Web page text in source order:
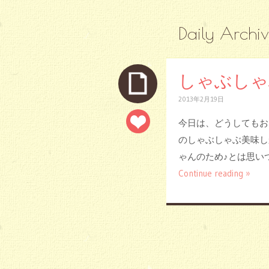
Daily
しゃぶし
2013年2月19日
今日は、どうしても
のしゃぶしゃぶ美味
ゃんのため♪とは思
Continue reading »